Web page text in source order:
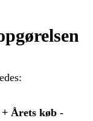
Årets køb -